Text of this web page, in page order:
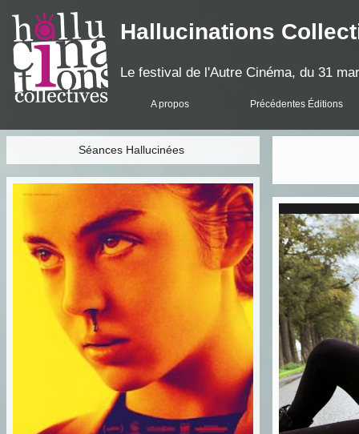
Hallucinations
Le festival de l'Autre Cinéma, du 31
A propos Précédentes Éditions
Séances Hallucinées